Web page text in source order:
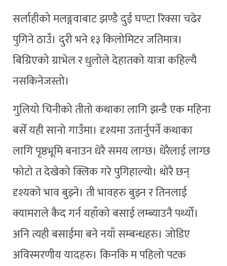
सर्लाहीको मलङ्गवाबाट झण्डै दुई घण्टा रिक्सा चढेर
पुगिने ठाउँ। दुरी भने १३ किलोमिटर जतिमात्र।
बिग्रिएको ग्राभेल र धुलोले देहातको यात्रा कहिल्यै
नसकिनेजस्तो।
गुलियो चिनीको तीतो कथाका लागि झन्डै एक महिना
बसेँ यही सानो गाउँमा। दृश्यमा उतार्नुपर्ने कथाका
लागि पृष्ठभूमि बनाउन धेरै समय लाग्छ। धेरैलाई लाग्छ
फोटो त देखेको क्लिक गरे पुगिहाल्यो। थोरै छन्
दृश्यको भाव बुझ्ने। ती भावहरु बुझ्न र तिनलाई
क्यामराले कैद गर्न यहाँको बसाई लम्ब्याउनै पर्थ्यो।
अनि त्यही बसाईमा बने नयाँ सम्बन्धहरु। जोडिए
अविस्मरणीय यादहरु। किनकि म पहिलो पटक